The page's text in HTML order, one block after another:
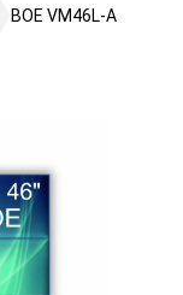
BOE VM46L-A